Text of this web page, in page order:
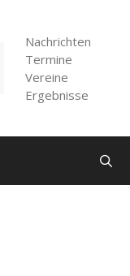
Nachrichten
Termine
Vereine
Ergebnisse